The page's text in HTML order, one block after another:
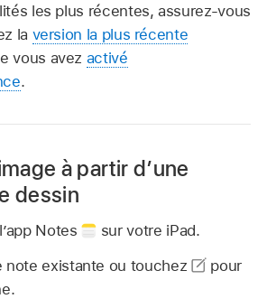
les plus récentes, assurez-vous
la version la plus récente
vous avez activé
.
à partir d’une
dessin
Notes
sur votre iPad.
note existante ou touchez
pour